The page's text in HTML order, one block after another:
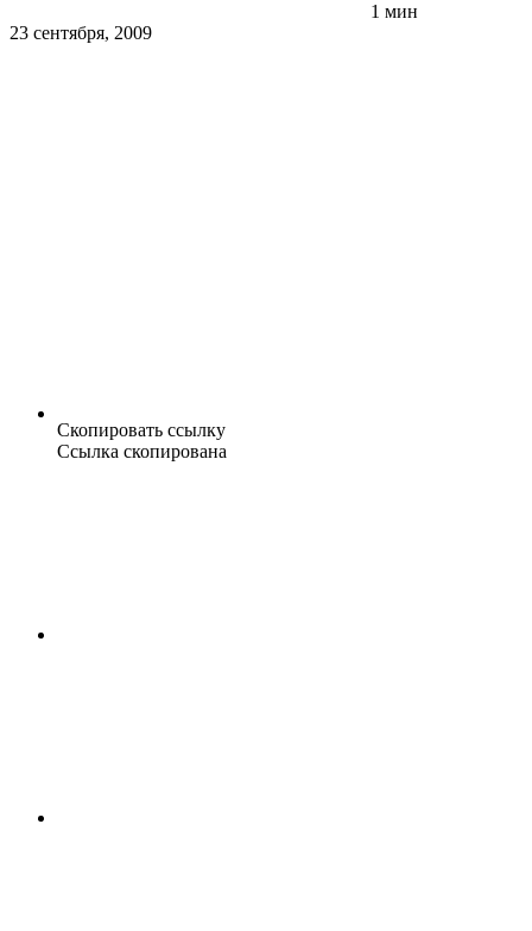
1 мин
23 сентября, 2009
Скопировать ссылку
Ссылка скопирована